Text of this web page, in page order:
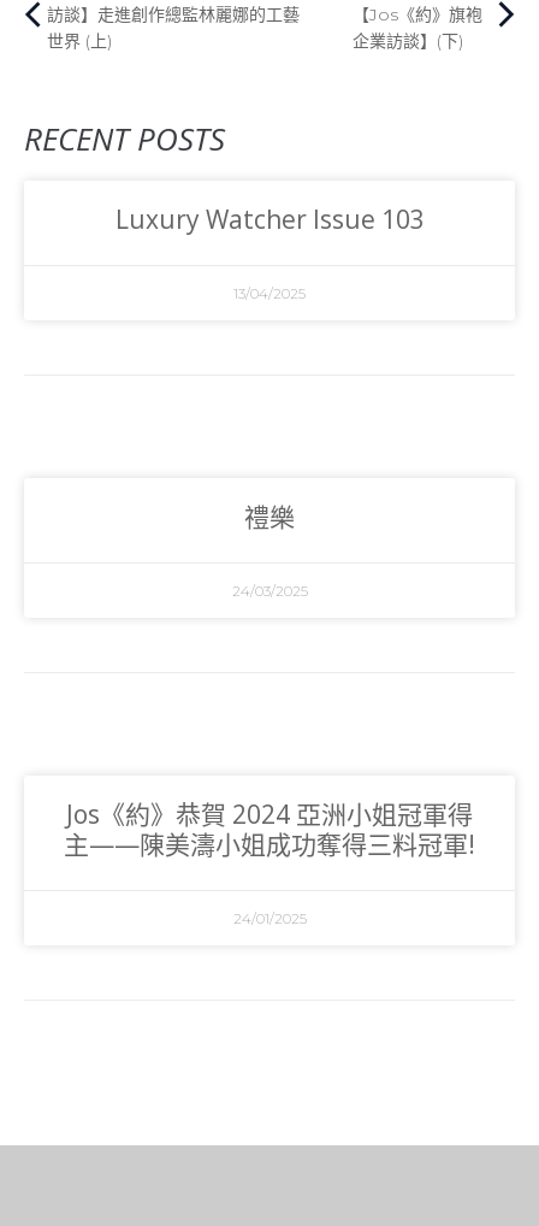
訪談】走進創作總監林麗娜的工藝
世界 (上)
【Jos《約》旗袍
企業訪談】(下)
RECENT POSTS
Luxury Watcher Issue 103
13/04/2025
禮樂
24/03/2025
Jos《約》恭賀 2024 亞洲小姐冠軍得
主——陳美濤小姐成功奪得三料冠軍!
24/01/2025